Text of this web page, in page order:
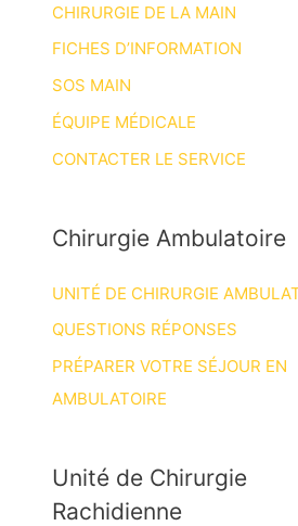
CHIRURGIE DE LA MAIN
FICHES D’INFORMATION
SOS MAIN
ÉQUIPE MÉDICALE
CONTACTER LE SERVICE
Chirurgie Ambulatoire
UNITÉ DE CHIRURGIE
QUESTIONS RÉPONSES
PRÉPARER VOTRE SÉJOUR EN
AMBULATOIRE
Unité de Chirurgie
Rachidienne